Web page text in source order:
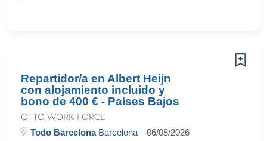
Repartidor/a en Albert Heijn
con alojamiento incluido y
bono de 400 € - Países Bajos
OTTO WORK FORCE
Todo BarcelonaBarcelona 06/08/2026